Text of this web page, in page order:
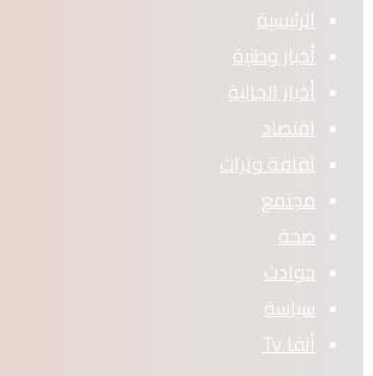
الرئيسية
أخبار وطنية
أخبار الجالية
اقتصاد
ثقافة وتراث
مجتمع
صحة
حوادث
سياسة
أنفا Tv